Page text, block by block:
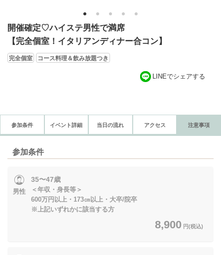
1 2 3 4 5
開催確定♡ハイステ男性で満席
【完全個室！イタリアンディナー合コン】
完全個室 コース料理＆飲み放題つき
LINEでシェアする
参加条件 イベント詳細 当日の流れ アクセス 注意事項
参加条件
男性
35〜47歳
＜年収・身長等＞
600万円以上・173㎝以上・大卒/院卒
※上記いずれかに該当する方
8,900 円(税込)